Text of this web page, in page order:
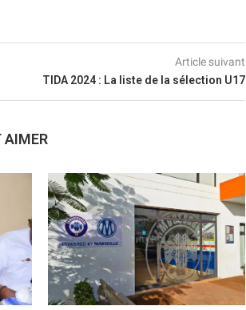
Article suivant
TIDA 2024 : La liste de la sélection U17
AIMER